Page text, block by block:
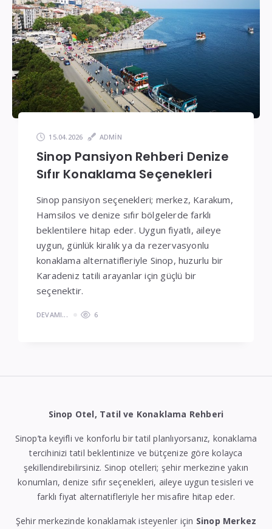
15.04.2026 ADMIN
Sinop Pansiyon Rehberi Denize
Sıfır Konaklama Seçenekleri
Sinop pansiyon seçenekleri; merkez, Karakum,
Hamsilos ve denize sıfır bölgelerde farklı
beklentilere hitap eder. Uygun fiyatlı, aileye
uygun, günlük kiralık ya da rezervasyonlu
konaklama alternatifleriyle Sinop, huzurlu bir
Karadeniz tatili arayanlar için güçlü bir
seçenektir.
DEVAMI... 6
Sinop Otel, Tatil ve Konaklama Rehberi
Sinop’ta keyifli ve konforlu bir tatil planlıyorsanız, konaklama
tercihinizi tatil beklentinize ve bütçenize göre kolayca
şekillendirebilirsiniz. Sinop otelleri; şehir merkezine yakın
konumları, denize sıfır seçenekleri, aileye uygun tesisleri ve
farklı fiyat alternatifleriyle her misafire hitap eder.
Şehir merkezinde konaklamak isteyenler için Sinop Merkez